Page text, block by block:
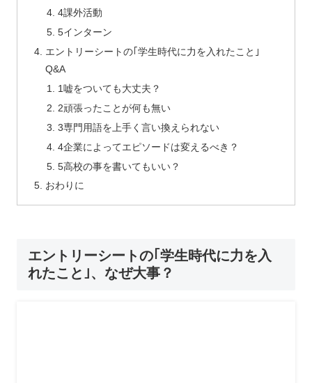
4課外活動
5インターン
エントリーシートの｢学生時代に力を入れたこと｣
Q&A
1嘘をついても大丈夫？
2頑張ったことが何も無い
3専門用語を上手く言い換えられない
4企業によってエピソードは変えるべき？
5高校の事を書いてもいい？
おわりに
エントリーシートの｢学生時代に力を入
れたこと｣、なぜ大事？